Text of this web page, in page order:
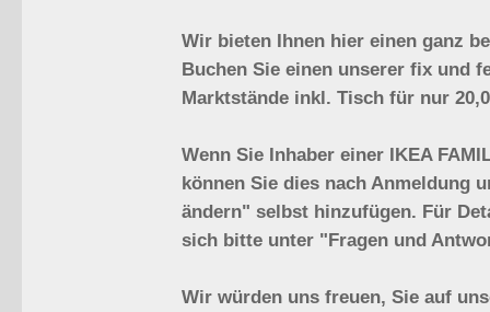
Wir bieten Ihnen hier einen ganz
Buchen Sie einen unserer fix und
Marktstände inkl. Tisch für nur
Wenn Sie Inhaber einer IKEA
können Sie dies nach Anmeldung
ändern" selbst hinzufügen. Für
sich bitte unter "Fragen und
Wir würden uns freuen, Sie auf